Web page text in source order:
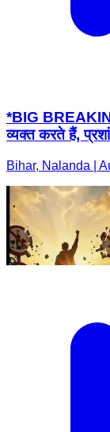
*BIG
व्यक्त करते हैं,
Bihar, Nalanda |